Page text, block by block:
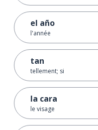
el año
l'année
tan
tellement; si
la cara
le visage